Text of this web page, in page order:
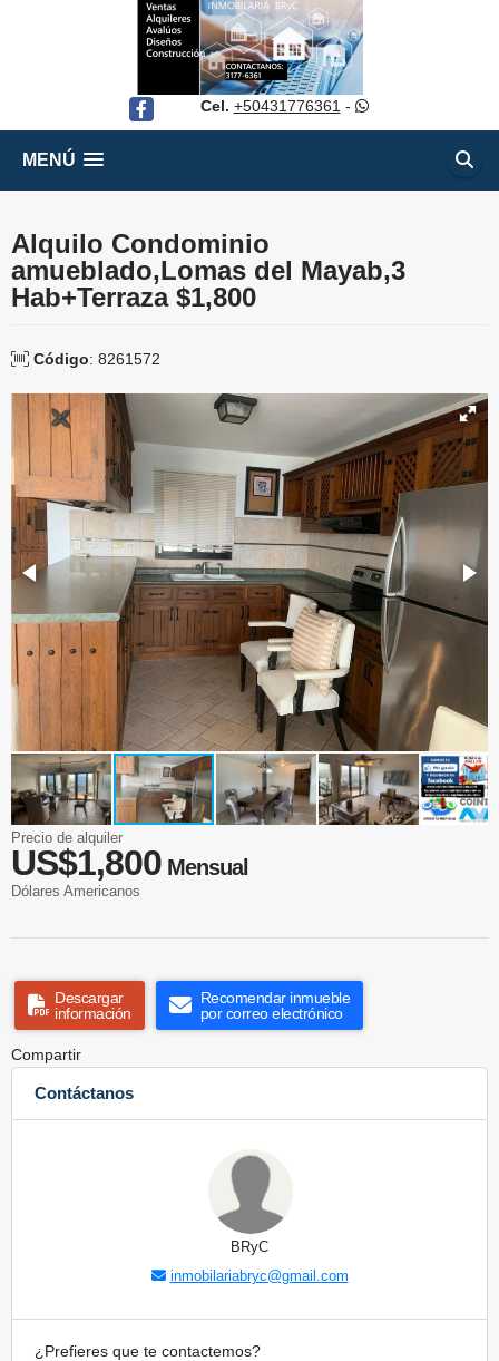
Facebook Cel. +50431776361 -
MENÚ
Alquilo Condominio
amueblado,Lomas del Mayab,3
Hab+Terraza $1,800
Código: 8261572
Precio de alquiler
US$1,800 Mensual
Dólares Americanos
Descargar
información
Recomendar inmueble
por correo electrónico
Compartir
Contáctanos
BRyC
inmobilariabryc@gmail.com
¿Prefieres que te contactemos?